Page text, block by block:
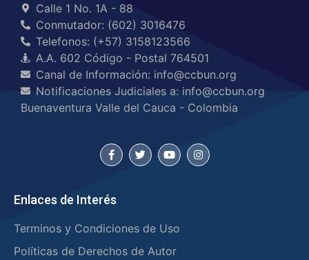
Enlaces de Interés
Terminos y Condiciones de Uso
Políticas de Derechos de Autor
Calle 1 No. 1A - 88
Conmutador: (602) 3016476
Telefonos: (+57) 3158123566
A.A. 602 Código - Postal 764501
Canal de Información: info@ccbun.org
Notificaciones Judiciales a: info@ccbun.org
Buenaventura Valle del Cauca - Colombia